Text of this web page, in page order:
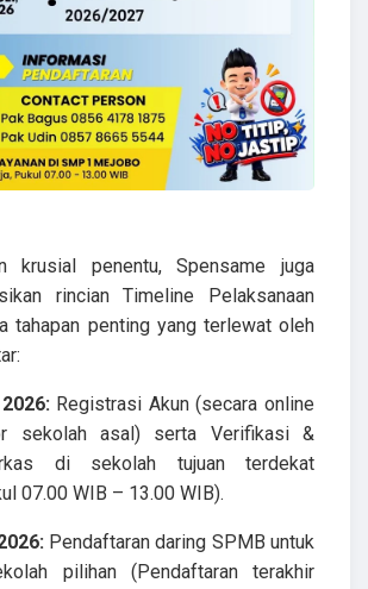
krusial penentu, Spensame juga
rincian Timeline Pelaksanaan
tahapan penting yang terlewat oleh
Registrasi Akun (secara online
sekolah asal) serta Verifikasi &
di sekolah tujuan terdekat
07.00 WIB – 13.00 WIB).
Pendaftaran daring SPMB untuk
pilihan (Pendaftaran terakhir